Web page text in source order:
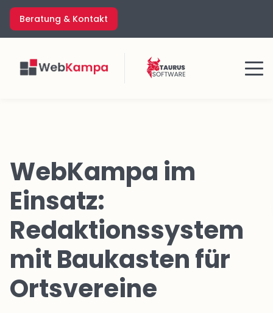
Zum
Inhalt
springen
Beratung & Kontakt
Menü
WebKampa im
Einsatz:
Redaktionssystem
mit Baukasten für
Ortsvereine